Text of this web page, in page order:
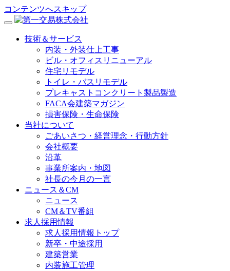
コンテンツへスキップ
技術＆サービス
内装・外装仕上工事
ビル・オフィスリニューアル
住宅リモデル
トイレ・バスリモデル
プレキャストコンクリート製品製造
FACA会建築マガジン
損害保険・生命保険
当社について
ごあいさつ・経営理念・行動方針
会社概要
沿革
事業所案内・地図
社長の今月の一言
ニュース＆CM
ニュース
CM＆TV番組
求人採用情報
求人採用情報トップ
新卒・中途採用
建築営業
内装施工管理